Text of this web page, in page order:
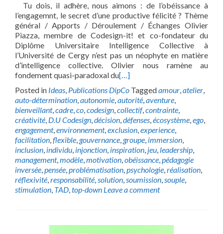
Tu dois, il adhère, nous aimons : de l’obéissance à
l’engagemnt, le secret d’une productive félicité ? Thème
général / Apports / Déroulement / Échanges Olivier
Piazza, membre de Codesign-it! et co-fondateur du
Diplôme Universitaire Intelligence Collective à
l’Université de Cergy n’est pas un néophyte en matière
d’intelligence collective. Olivier nous ramène au
fondement quasi-paradoxal du[…]
Posted in Ideas, Publications DipCo Taggedamour,atelier,
auto-détermination,autonomie,autorité,aventure,
bienveillant,cadre,co,codesign,collectif,contrainte,
créativité, D.U Codesign,décision,défenses,écosystème,ego,
engagement,environnement,exclusion,experience,
facilitation,flexible,gouvernance,groupe, immersion,
inclusion, individu, injonction, inspiration, jeu, leadership,
management,modèle,motivation,obéissance,pédagogie
inversée,pensée,problématisation,psychologie,réalisation,
réflexivité,responsabilité,solution,soumission,souple,
stimulation, TAD,top-down Leave a comment